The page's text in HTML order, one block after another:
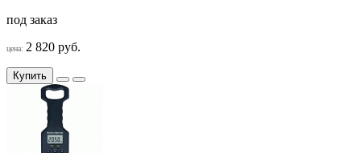
под заказ
цена: 2 820 руб.
Купить